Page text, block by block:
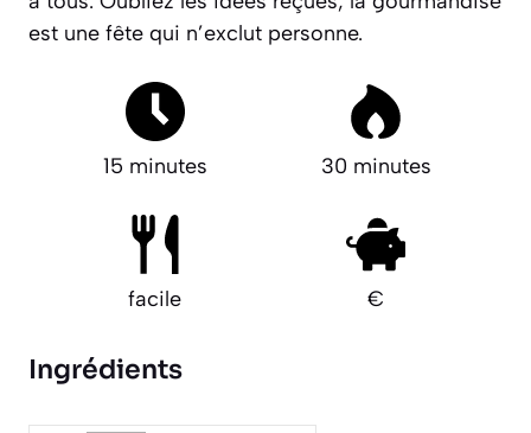
est une fête qui n’exclut personne.
15 minutes 30 minutes
facile €
Ingrédients